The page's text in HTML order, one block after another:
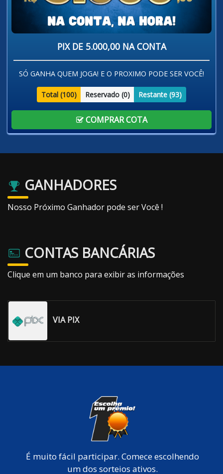
PIX DE 5.000,00 NA CONTA
SÓ GANHA QUEM JOGA! E O PROXIMO PODE SER VOCÊ!
Total (100) Reservado (0) Restante (93)
COMPRAR COTA
GANHADORES
Nosso Próximo Ganhador pode ser Você !
CONTAS BANCÁRIAS
Clique em um banco para exibir as informações
VIA PIX
É muito fácil participar. Comece escolhendo
um dos sorteios ativos.